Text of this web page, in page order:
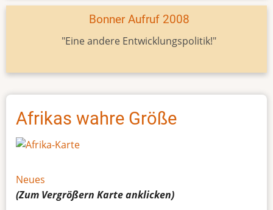
Bonner Aufruf 2008
"Eine andere Entwicklungspolitik!"
Afrikas wahre Größe
Neues
(Zum Vergrößern Karteanklicken)